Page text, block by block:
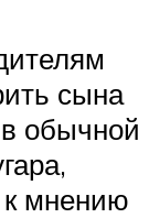
сына
обычной
к мнению